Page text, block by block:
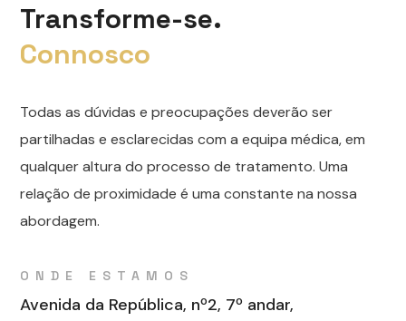
Transforme-se.
Connosco
Todas as dúvidas e preocupações deverão ser
partilhadas e esclarecidas com a equipa médica, em
qualquer altura do processo de tratamento. Uma
relação de proximidade é uma constante na nossa
abordagem.
ONDE ESTAMOS
Avenida da República, nº2, 7º andar,